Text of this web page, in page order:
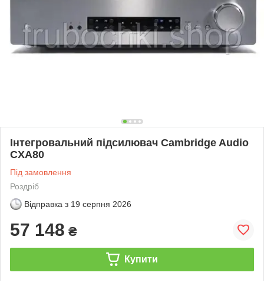
Інтегровальний підсилювач Cambridge Audio
CXA80
Під замовлення
Роздріб
Відправка з 19 серпня 2026
57 148 ₴
Купити